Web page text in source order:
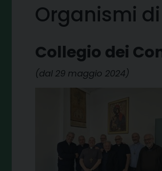
Organismi
Collegio dei
(dal 29 maggio 2024)